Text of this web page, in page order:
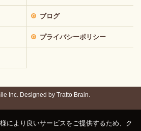
ブログ
プライバシーポリシー
Inc. Designed by Tratto Brain.
により良いサービスをご提供するため、ク